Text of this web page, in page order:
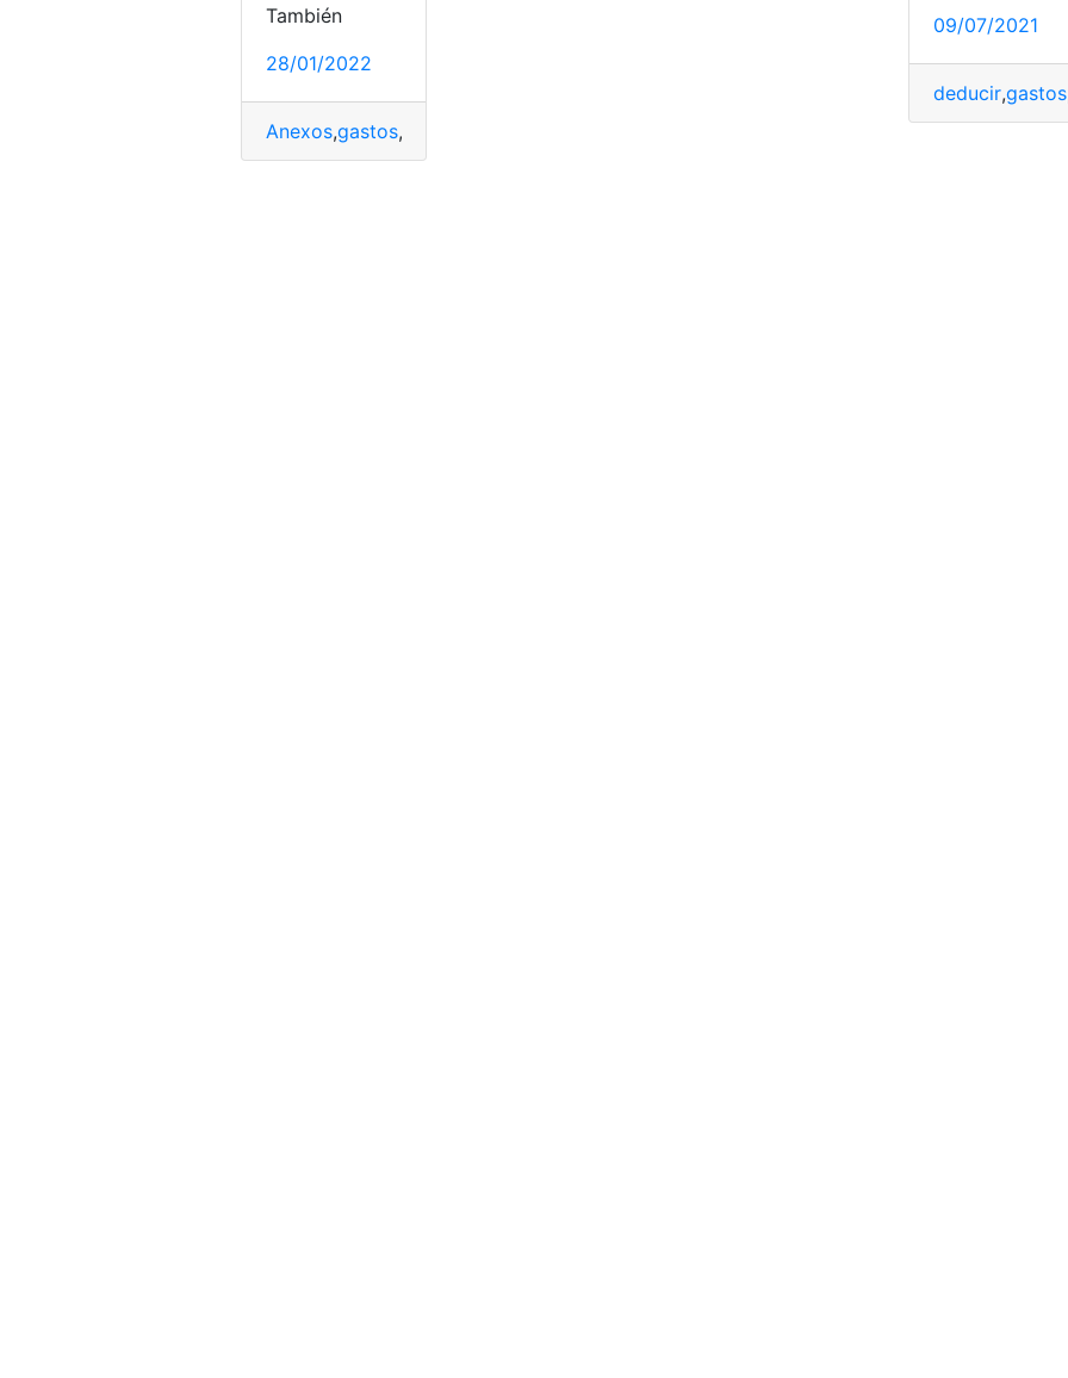
También
28/01/2022
Anexos,gastos,
09/07/2021
deducir,gastos,